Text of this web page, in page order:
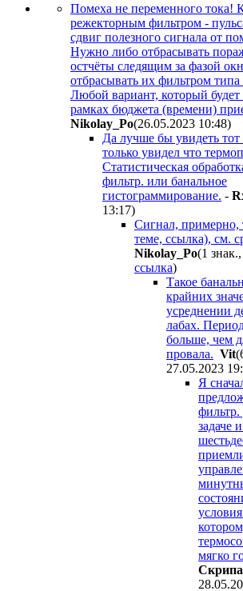
Помеха не переменного тока!
режекторным фильтром -
сдвиг полезного сигнала от
Нужно либо отбрасывать
остчёты следящим за фазой
отбрасывать их фильтром
Любой вариант, который
рамках бюджета (времени)
Nikolay_Po(26.05.2023 10:48)
Да лучше бы увидеть тот
только увидел что
Статистическая
фильтр. или банальное
гистограммирование. -
13:17)
Сигнал, примерно,
теме, ссылка), см.
Nikolay_Po(1
ссылка)
Такое
крайних
усреднении
лабах.
больше, чем
провала. Vit
27.05.2023
Я
задаче
мягко